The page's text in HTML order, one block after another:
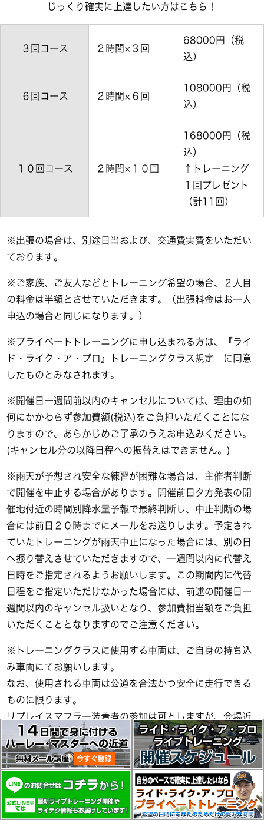
じっくり確実に上達したい方はこちら！
３回コース ２時間×３回
68000円（税
込）
６回コース ２時間×６回
108000円（税
込）
１０回コース ２時間×１０回
168000円（税
込）
↑トレーニング
１回プレゼント
（計11回）
※出張の場合は、別途日当および、交通費実費をいただい
ております。
※ご家族、ご友人などとトレーニング希望の場合、２人目
の料金は半額とさせていただきます。（出張料金はお一人
申込の場合と同じになります。）
※プライベートトレーニングに申し込まれる方は、『ライ
ド・ライク・ア・プロ』トレーニングクラス規定 に同意
したものとみなされます。
※開催日一週間前以内のキャンセルについては、理由の如
何にかかわらず参加費額(税込)をご負担いただくことにな
りますので、あらかじめご了承のうえお申込みください。
(キャンセル分の以降日程への振替えはできません。)
※雨天が予想され安全な練習が困難な場合は、主催者判断
で開催を中止する場合があります。開催前日夕方発表の開
催地付近の時間別降水量予報で最終判断し、中止判断の場
合には前日２０時までにメールをお送りします。予定され
ていたトレーニングが雨天中止になった場合には、別の日
へ振り替えさせていただきますので、一週間以内に代替え
日時をご指定されるようお願いします。この期間内に代替
日程をご指定いただけなかった場合には、前述の開催日一
週間以内のキャンセル扱いとなり、参加費相当額をご負担
いただくこととなりますのでご注意ください。
※トレーニングクラスに使用する車両は、ご自身の持ち込
み車両にてお願いします。
なお、使用される車両は公道を合法かつ安全に走行できる
ものに限ります。
リプレイスマフラー装着者の参加は可としますが、会場近
隣に対し排気騒音影響をおよぼさないレベルの車両に限定
します。対象車両であるか判断が難しい場合、あらかじめ
当方にご確認の上、参加されるようお願いします。
プライベートトレーニング実施までの流れ